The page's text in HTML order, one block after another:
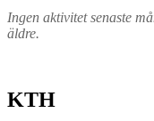
Ingen aktivitet senaste
äldre.
KTH